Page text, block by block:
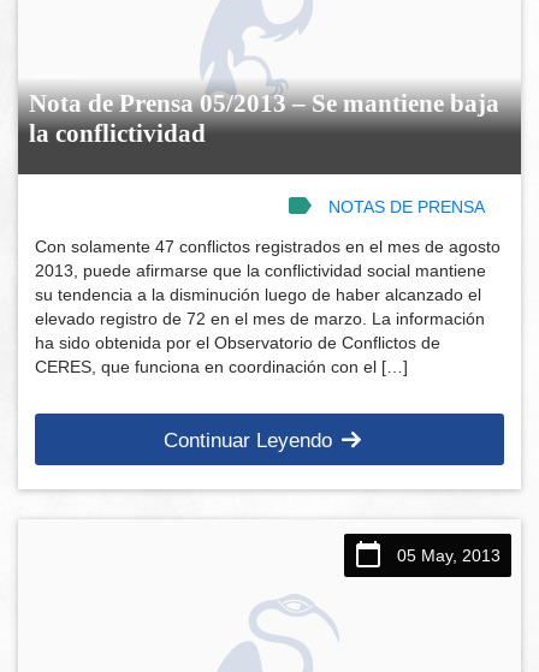
Nota de Prensa 05/2013 – Se mantiene baja
la conflictividad
NOTAS DE PRENSA
Con solamente 47 conflictos registrados en el mes de agosto
2013, puede afirmarse que la conflictividad social mantiene
su tendencia a la disminución luego de haber alcanzado el
elevado registro de 72 en el mes de marzo. La información
ha sido obtenida por el Observatorio de Conflictos de
CERES, que funciona en coordinación con el […]
Continuar Leyendo
05 May, 2013